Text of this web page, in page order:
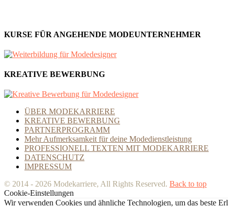
KURSE FÜR ANGEHENDE MODEUNTERNEHMER
KREATIVE BEWERBUNG
ÜBER MODEKARRIERE
KREATIVE BEWERBUNG
PARTNERPROGRAMM
Mehr Aufmerksamkeit für deine Modedienstleistung
PROFESSIONELL TEXTEN MIT MODEKARRIERE
DATENSCHUTZ
IMPRESSUM
© 2014 - 2026 Modekarriere, All Rights Reserved. Back to top
Cookie-Einstellungen
Wir verwenden Cookies und ähnliche Technologien, um das beste